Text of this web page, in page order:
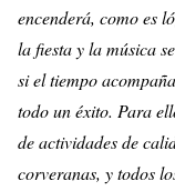
encenderá, como es
la fiesta y la música
si el tiempo
todo un éxito. Para
de actividades de
corveranas, y todos